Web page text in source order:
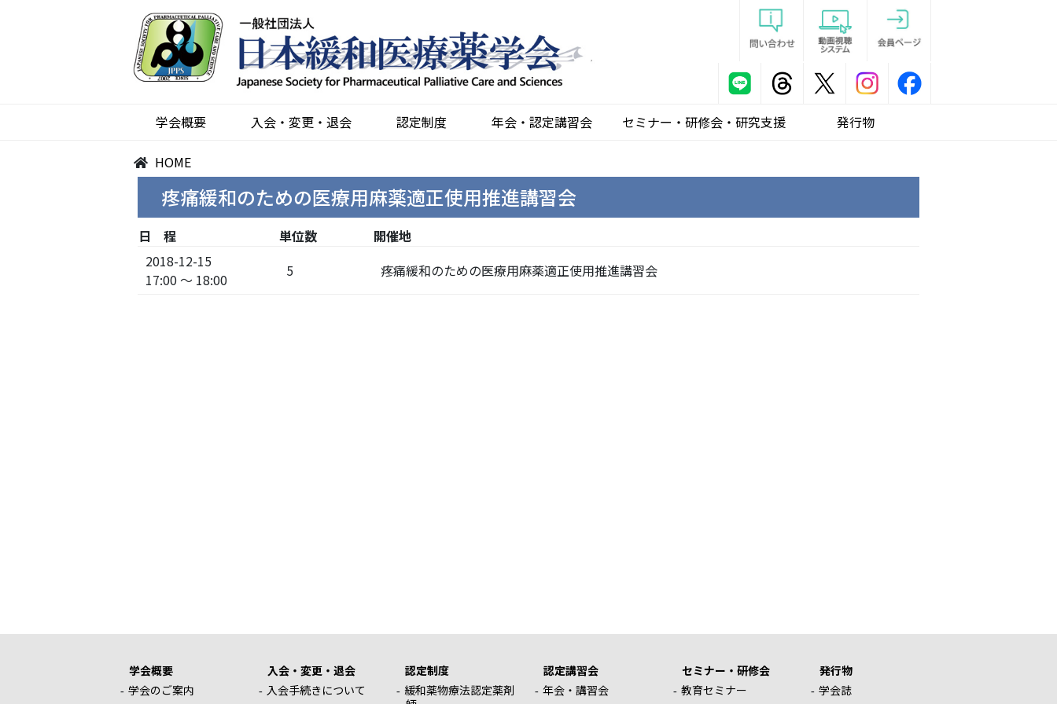
学会概要 入会・変更・退会 認定制度 年会・認定講習会 セミナー・研修会・研究支援 発行物
HOME
疼痛緩和のための医療用麻薬適正使用推進講習会
日 程 単位数
開催地
2018-12-15
17:00 ～ 18:00
5 疼痛緩和のための医療用麻薬適正使用推進講習会
学会概要
学会のご案内
入会・変更・退会
入会手続きについて
認定制度
緩和薬物療法認定薬剤
認定講習会
年会・講習会
セミナー・研修会
教育セミナー
発行物
学会誌